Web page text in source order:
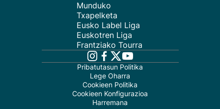
Munduko
Txapelketa
Eusko Label Liga
Euskotren Liga
Frantziako Tourra
Pribatutasun Politika
Lege Oharra
Cookieen Politika
Cookieen Konfigurazioa
Harremana